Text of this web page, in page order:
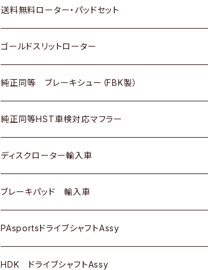
日野
三菱ふそう
ＢＭＷ
日野
三菱ふそう
三菱ふそう
その他
三菱
スバル
ダイハツ
マツダ
三菱
スバル
マツダ
三菱
日産
ダイハツ
マツダ
三菱
スバル
スズキ
日産
いすゞ
ダイハツ
マツダ
三菱
スバル
ＢＥＮＺ
ホンダ
スズキ
日産
ダイハツ
マツダ
三菱
スバル
トヨタ
ホンダ
日産
いすゞ
ダイハツ
マツダ
三菱
スバル
送料無料ローター・パッドセット
トヨタ
ホンダ
スズキ
日産
ダイハツ
マツダ
三菱
ゴールドスリットローター
トヨタ
ホンダ
スズキ
日産
ダイハツ
マツダ
純正同等 ブレーキシュー（FBK製）
ホンダ
スズキ
日産
ダイハツ
マツダ
純正同等HST車検対応マフラー
トヨタ
ホンダ
スズキ
日産
ディスクローター輸入車
ＡＵＤＩ
ＢＥＮＺ
ＢＭＷ
ブレーキパッド 輸入車
ＢＥＮＺ
ＢＭＷ
PAsportsドライブシャフトAssy
トヨタ
HDK ドライブシャフトAssy